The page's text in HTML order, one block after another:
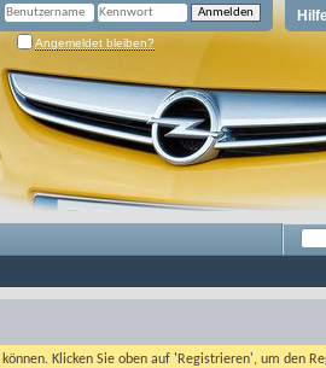
Angemeldet bleiben?
Klicken Sie oben auf 'Registrieren', um den